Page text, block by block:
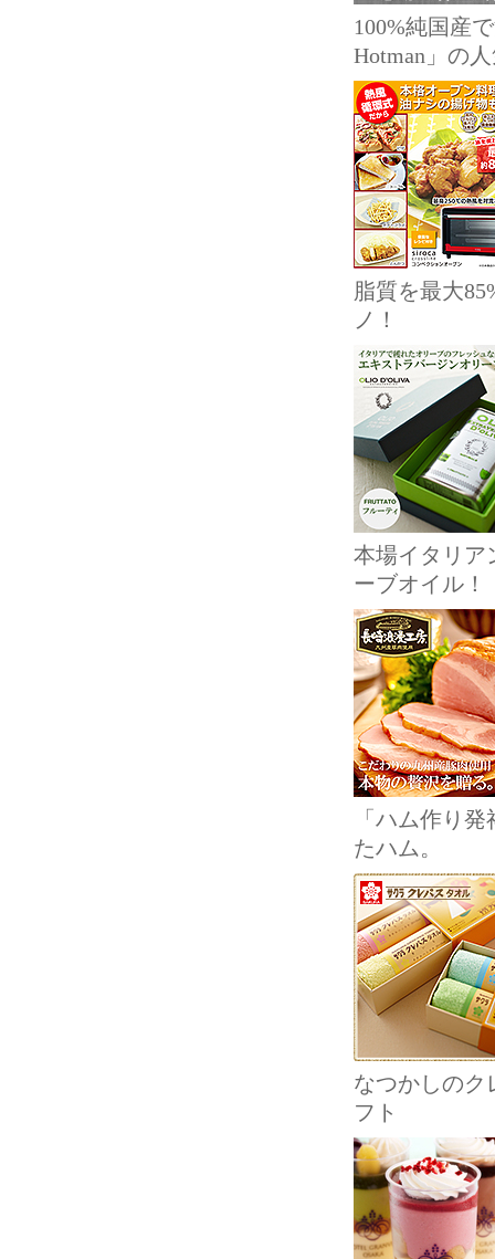
100%純国産
Hotman」の
脂質を最大
ノ！
本場イタリア
ーブオイル！
「ハム作り
たハム。
なつかしのク
フト